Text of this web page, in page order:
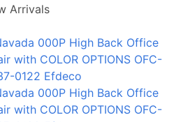
Arrivals